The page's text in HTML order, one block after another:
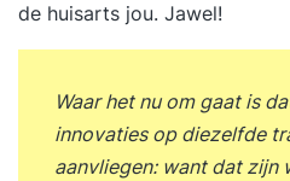
de huisarts jou. Jawel!
Waar het nu om gaat is
innovaties op diezelfde
aanvliegen: want dat zijn